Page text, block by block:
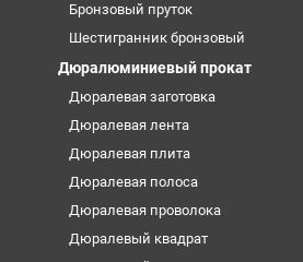
Бронзовый пруток
Шестигранник бронзовый
Дюралюминиевый прокат
Дюралевая заготовка
Дюралевая лента
Дюралевая плита
Дюралевая полоса
Дюралевая проволока
Дюралевый квадрат